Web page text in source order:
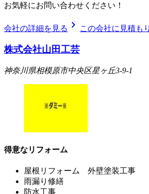
お気軽にお問い合わせください！
会社の詳細を見る chevron_right この会社に見積も
株式会社山田工芸
神奈川県相模原市中央区星ヶ丘3-9-1
得意なリフォーム
屋根リフォーム 外壁塗装工事
雨漏り修繕
防水工事